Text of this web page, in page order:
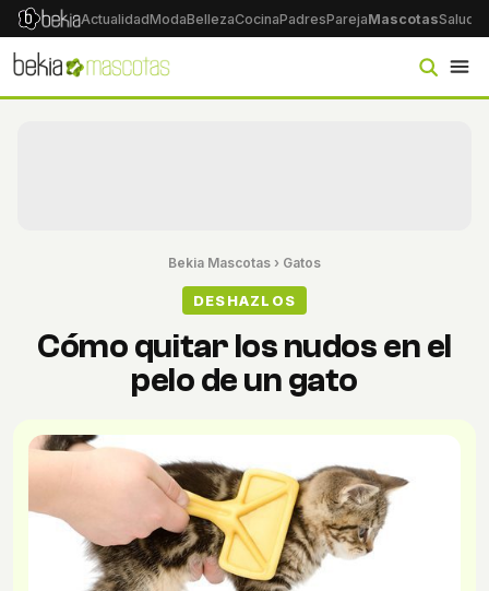
ActualidadModaBellezaCocinaPadresParejaMascotasSalud
Bekia Mascotas › Gatos
DESHAZLOS
Cómo quitar los nudos en el
pelo de un gato